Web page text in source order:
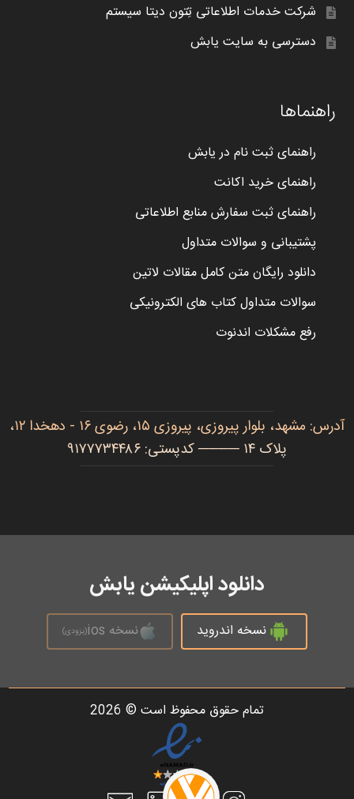
شرکت خدمات اطلاعاتی تِتون دیتا سیستم
دسترسی به سایت یابش
راهنماها
راهنمای ثبت نام در یابش
راهنمای خرید اکانت
راهنمای ثبت سفارش منابع اطلاعاتی
پشتیبانی و سوالات متداول
دانلود رایگان متن کامل مقالات لاتین
سوالات متداول کتاب های الکترونیکی
رفع مشکلات اندنوت
آدرس: مشهد، بلوار پیروزی، پیروزی ۱۵، رضوی ۱۶ - دهخدا ۱۲،
پلاک ۱۴ ──── کدپستی: ۹۱۷۷۷۳۴۴۸۶
دانلود اپلیکیشن یابش
نسخه اندروید نسخه ios (بزودی)
تمام حقوق محفوظ است © 2026